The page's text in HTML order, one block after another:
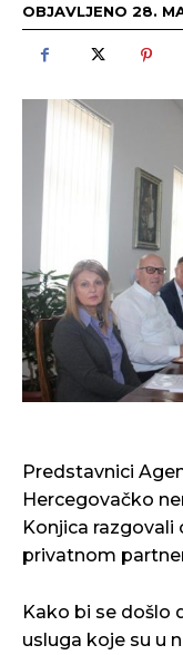
OBJAVLJENO 28.
Predstavnici
Hercegovačko
Konjica razgovali
privatnom
Kako bi se došlo
usluga koje su u